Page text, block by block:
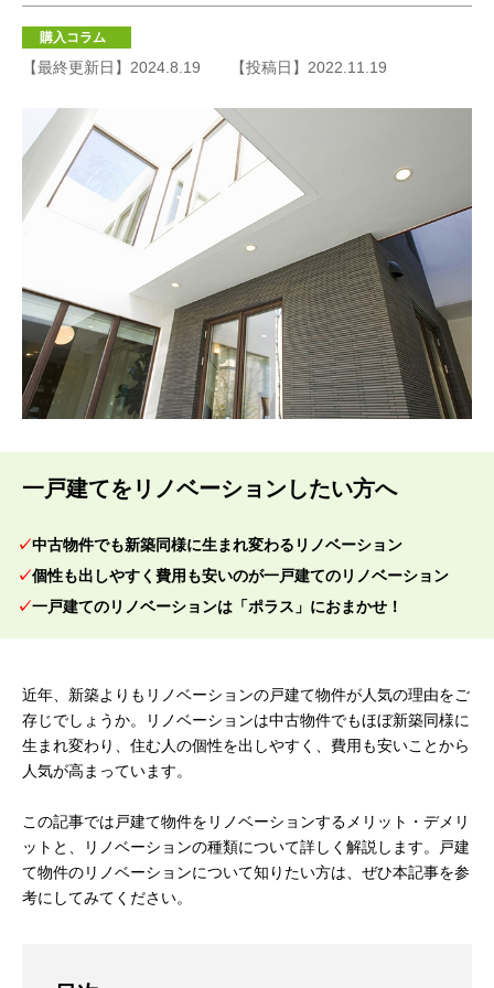
購入コラム
【最終更新日】2024.8.19 【投稿日】2022.11.19
一戸建てをリノベーションしたい方へ
中古物件でも新築同様に生まれ変わるリノベーション
個性も出しやすく費用も安いのが一戸建てのリノベーション
一戸建てのリノベーションは「ポラス」におまかせ！
近年、新築よりもリノベーションの戸建て物件が人気の理由をご
存じでしょうか。リノベーションは中古物件でもほぼ新築同様に
生まれ変わり、住む人の個性を出しやすく、費用も安いことから
人気が高まっています。
この記事では戸建て物件をリノベーションするメリット・デメリ
ットと、リノベーションの種類について詳しく解説します。戸建
て物件のリノベーションについて知りたい方は、ぜひ本記事を参
考にしてみてください。